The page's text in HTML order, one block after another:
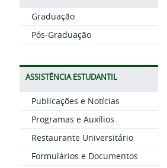
Graduação
Pós-Graduação
ASSISTÊNCIA ESTUDANTIL
Publicações e Notícias
Programas e Auxílios
Restaurante Universitário
Formulários e Documentos